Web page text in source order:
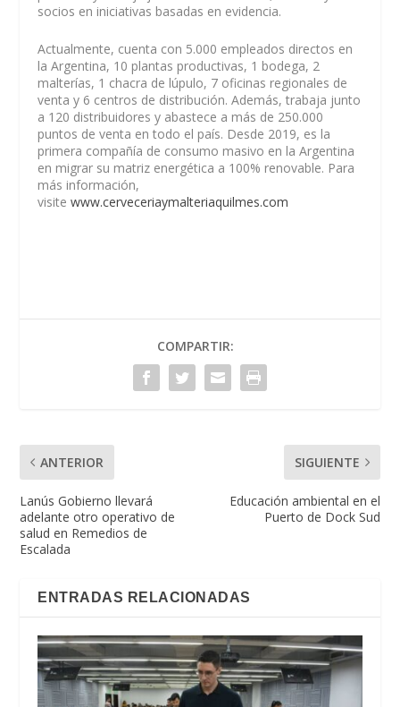
socios en iniciativas basadas en evidencia.
Actualmente, cuenta con 5.000 empleados directos en
la Argentina, 10 plantas productivas, 1 bodega, 2
malterías, 1 chacra de lúpulo, 7 oficinas regionales de
venta y 6 centros de distribución. Además, trabaja junto
a 120 distribuidores y abastece a más de 250.000
puntos de venta en todo el país. Desde 2019, es la
primera compañía de consumo masivo en la Argentina
en migrar su matriz energética a 100% renovable. Para
más información,
visitewww.cerveceriaymalteriaquilmes.com
COMPARTIR:
ANTERIOR
Lanús Gobierno llevará
adelante otro operativo de
salud en Remedios de
Escalada
SIGUIENTE
Educación ambiental en el
Puerto de Dock Sud
ENTRADAS RELACIONADAS